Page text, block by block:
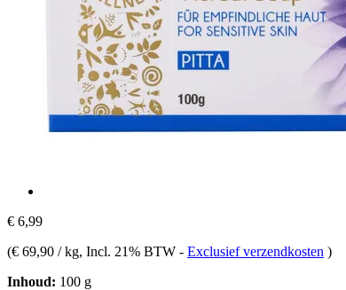
€ 6,99
(€ 69,90 / kg, Incl. 21% BTW - Exclusief verzendkosten )
Inhoud: 100 g